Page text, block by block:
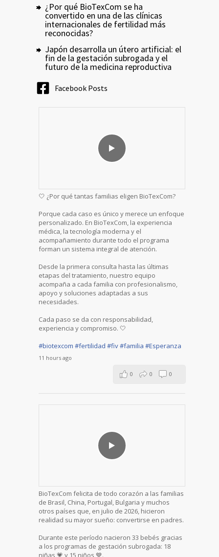
¿Por qué BioTexCom se ha
convertido en una de las clínicas
internacionales de fertilidad más
reconocidas?
Japón desarrolla un útero artificial: el
fin de la gestación subrogada y el
futuro de la medicina reproductiva
Facebook Posts
🤍 ¿Por qué tantas familias eligen BioTexCom?
Porque cada caso es único y merece un enfoque
personalizado. En BioTexCom, la experiencia
médica, la tecnología moderna y el
acompañamiento durante todo el programa
forman un sistema integral de atención.
Desde la primera consulta hasta las últimas
etapas del tratamiento, nuestro equipo
acompaña a cada familia con profesionalismo,
apoyo y soluciones adaptadas a sus
necesidades.
Cada paso se da con responsabilidad,
experiencia y compromiso. 🤍
#biotexcom #fertilidad #fiv#familia #Esperanza
11 hours ago
0 0 0
BioTexCom felicita de todo corazón a las familias
de Brasil, China, Portugal, Bulgaria y muchos
otros países que, en julio de 2026, hicieron
realidad su mayor sueño: convertirse en padres.
Durante este período nacieron 33 bebés gracias
a los programas de gestación subrogada: 18
niñas 💗 y 15 niños 💙.